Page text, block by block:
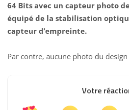
64 Bits avec un capteur photo
équipé de la stabilisation
capteur d’empreinte.
Par contre, aucune photo du design
Votre